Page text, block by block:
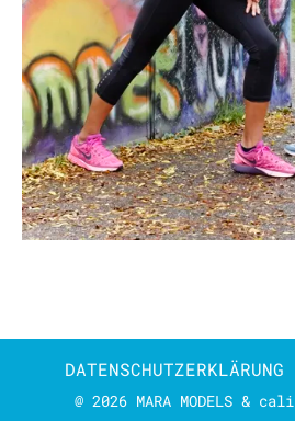
@ 2026 MARA MODELS &
DATENSCHUTZERKLÄRUNG